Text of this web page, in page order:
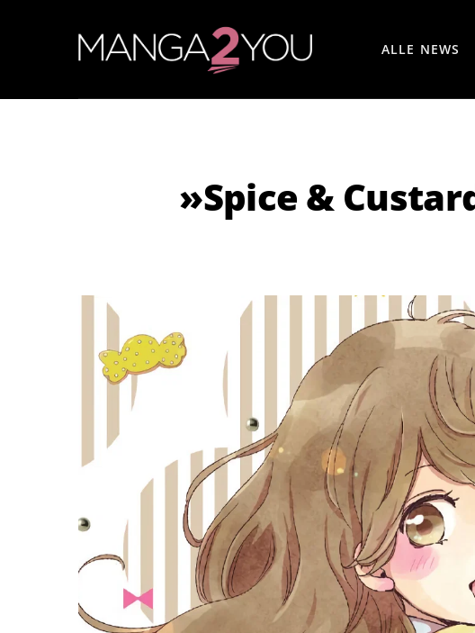
ALLE NEWS
»Spice &